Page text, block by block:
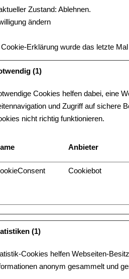
Zustand: Ablehnen.
ändern
Erklärung wurde das letzte
(1)
Cookies helfen dabei, eine
und Zugriff auf sichere
nicht richtig funktionieren.
Anbieter
Cookiebot
(1)
Cookies helfen Webseiten-
anonym gesammelt und